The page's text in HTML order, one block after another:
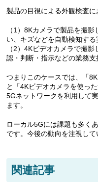
製品の目視による外観検査に
（1）8Kカメラで製品を撮
い、キズなどを自動検知する
（2）4Kビデオカメラで撮
認・判断・指示などの業務支
つまりこのケースでは、「
と「4Kビデオカメラを使っ
5Gネットワークを利用して
ます。
ローカル5Gには課題も多く
です。今後の動向を注視して
関連記事